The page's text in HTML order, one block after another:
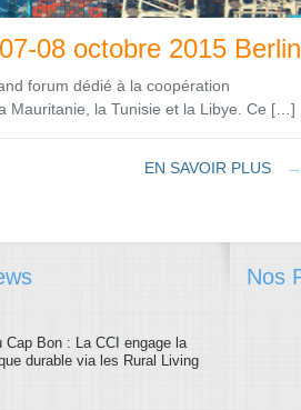
08 octobre 2015 Berlin
forum dédié à la coopération
Mauritanie, la Tunisie et la Libye. Ce […]
EN SAVOIR PLUS →
Cap Bon : La CCI engage la
durable via les Rural Living
Nos